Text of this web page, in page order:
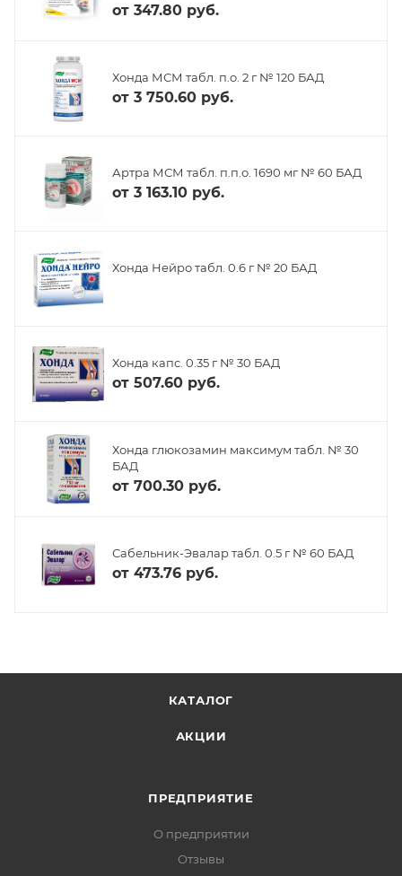
от 347.80 руб.
Хонда МСМ табл. п.о. 2 г № 120 БАД
от 3 750.60 руб.
Артра МСМ табл. п.п.о. 1690 мг № 60 БАД
от 3 163.10 руб.
Хонда Нейро табл. 0.6 г № 20 БАД
Хонда капс. 0.35 г № 30 БАД
от 507.60 руб.
Хонда глюкозамин максимум табл. № 30
БАД
от 700.30 руб.
Сабельник-Эвалар табл. 0.5 г № 60 БАД
от 473.76 руб.
КАТАЛОГ
АКЦИИ
ПРЕДПРИЯТИЕ
О предприятии
Отзывы